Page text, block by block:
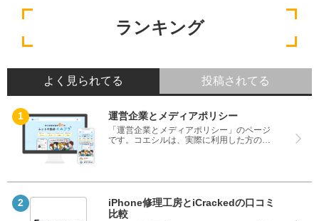
ランキング
よく見られてる 投稿されてる
運営企業とメディアポリシー
「運営企業とメディアポリシー」のページ
です。コエシルは、実際に利用した方の口
なく、悪い口コミもしっかり掲載している
さい。
iPhone修理工房とiCrackedの口コミ
比較